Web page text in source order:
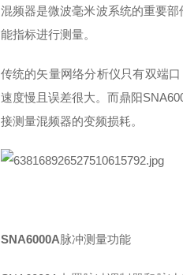
混频器是微波毫米波系统的重要
能指标进行测量。
传统的矢量网络分析仪只有双端
速度慢且误差很大。而鼎阳
接测量混频器的变频损耗。
SNA6000A脉冲测量功能